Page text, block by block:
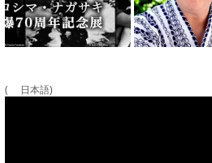
( 日本語)